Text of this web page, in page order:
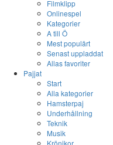
Filmklipp
Onlinespel
Kategorier
A till Ö
Mest populärt
Senast uppladdat
Allas favoriter
Pajjat
Start
Alla kategorier
Hamsterpaj
Underhållning
Teknik
Musik
Krönikor